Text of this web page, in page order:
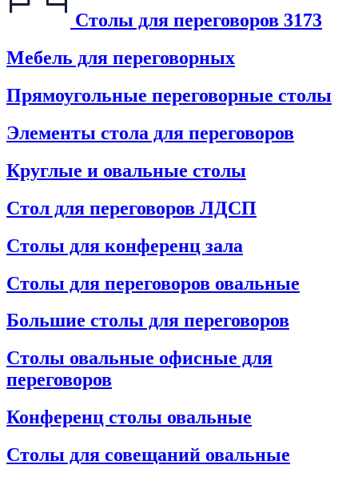
Столы для переговоров 3173
Мебель для переговорных
Прямоугольные переговорные столы
Элементы стола для переговоров
Круглые и овальные столы
Стол для переговоров ЛДСП
Столы для конференц зала
Столы для переговоров овальные
Большие столы для переговоров
Столы овальные офисные для
переговоров
Конференц столы овальные
Столы для совещаний овальные